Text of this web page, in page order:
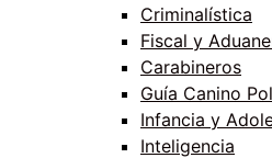
Criminalística
Fiscal y
Carabineros
Guía Canino
Infancia y
Inteligencia